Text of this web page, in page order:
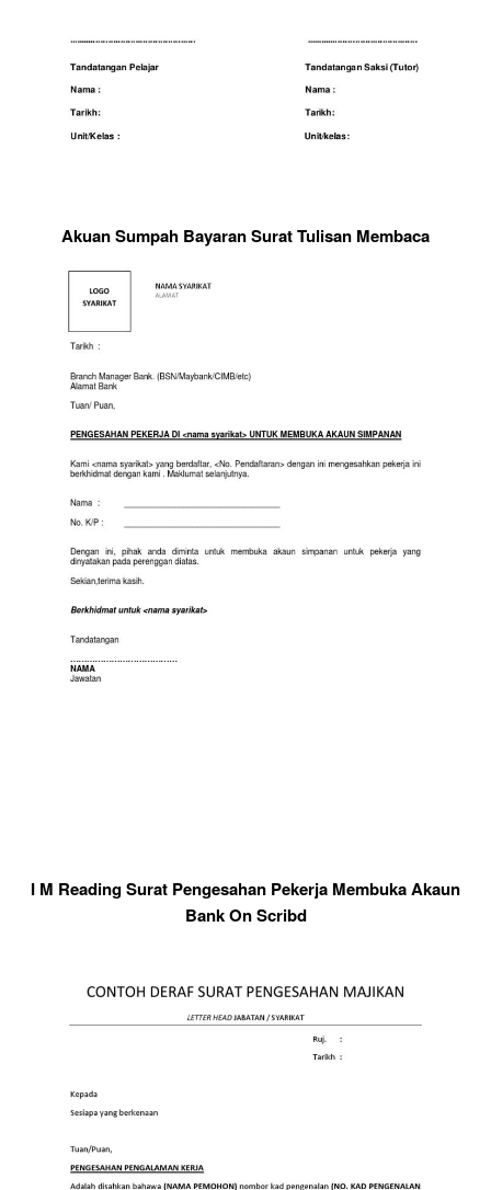
Akuan Sumpah Bayaran Surat Tulisan Membaca
I M Reading Surat Pengesahan Pekerja Membuka Akaun
Bank On Scribd